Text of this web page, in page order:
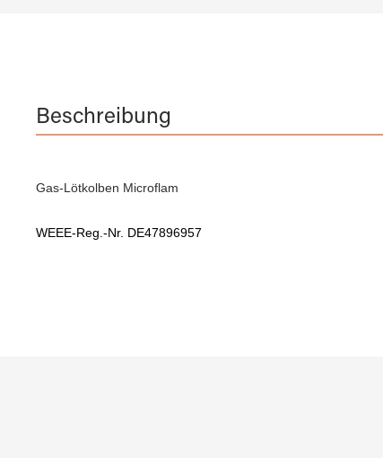
Beschreibung
Gas-Lötkolben Microflam
WEEE-Reg.-Nr. DE47896957